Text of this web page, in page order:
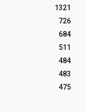
1321
726
684
511
484
483
475